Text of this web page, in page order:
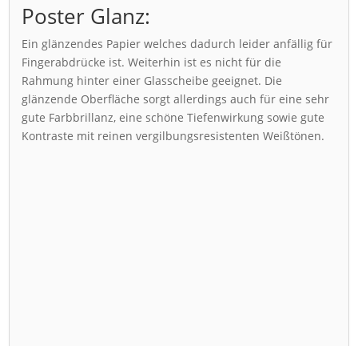
Poster Glanz:
Ein glänzendes Papier welches dadurch leider anfällig für
Fingerabdrücke ist. Weiterhin ist es nicht für die
Rahmung hinter einer Glasscheibe geeignet. Die
glänzende Oberfläche sorgt allerdings auch für eine sehr
gute Farbbrillanz, eine schöne Tiefenwirkung sowie gute
Kontraste mit reinen vergilbungsresistenten Weißtönen.